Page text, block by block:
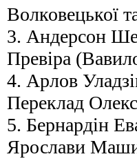
Волковецької
3. Андерсон
Превіра
4. Арлов
Переклад
5. Бернардін
Ярослави